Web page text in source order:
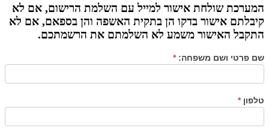
המערכת שולחת אישור למייל עם השלמת הרישום, אם לא
קיבלתם אישור בדקו הן בתקית האשפה והן בספאם, אם לא
התקבל האישור משמע לא השלמתם את הרשמתכם.
שם פרטי ושם משפחה:*
טלפון*